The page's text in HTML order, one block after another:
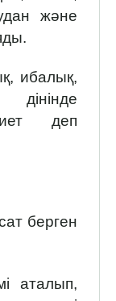
және
ибалық,
дінінде
деп
берген
аталып,